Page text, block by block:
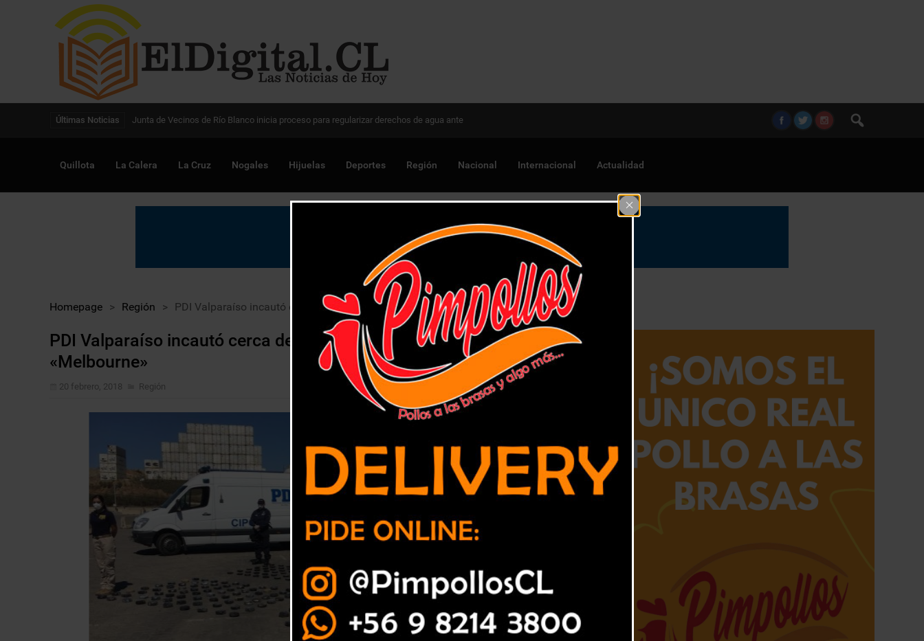
Últimas Noticias Digitalización de la gestión pública avanza en Chile para optimizar proyectos
Quillota La Calera La Cruz Nogales Hijuelas Deportes Región Nacional Internacional Actualidad
Homepage > Región > PDI Valparaíso incautó cerca de 150 kilos de droga en operación «Melbourne»
PDI Valparaíso incautó cerca de 150 kilos de droga en operación
«Melbourne»
20 febrero, 2018 Región